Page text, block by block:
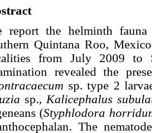
report the helminth
Quintana Roo,
from July 2009 to
revealed the
sp. type 2
sp., Kalicephalus
(Styphlodora
The